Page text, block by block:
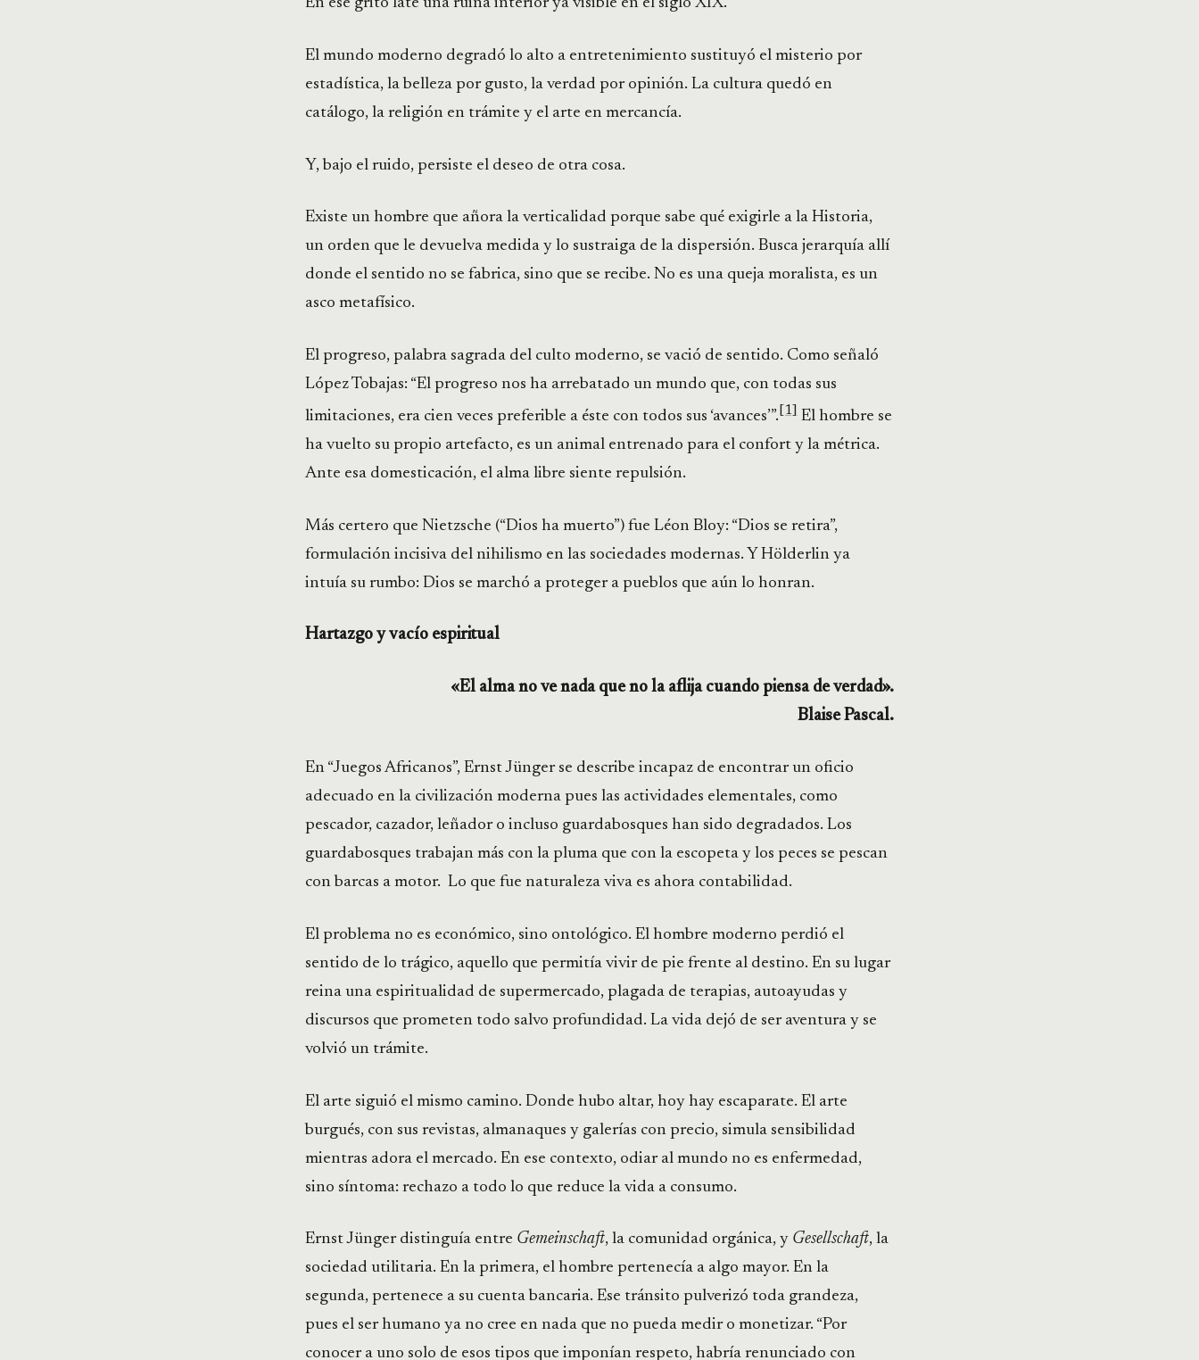
En ese grito late una ruina interior ya visible en el siglo XIX.
El mundo moderno degradó lo alto a entretenimiento sustituyó el misterio por
estadística, la belleza por gusto, la verdad por opinión. La cultura quedó en
catálogo, la religión en trámite y el arte en mercancía.
Y, bajo el ruido, persiste el deseo de otra cosa.
Existe un hombre que añora la verticalidad porque sabe qué exigirle a la Historia,
un orden que le devuelva medida y lo sustraiga de la dispersión. Busca jerarquía allí
donde el sentido no se fabrica, sino que se recibe. No es una queja moralista, es un
asco metafísico.
El progreso, palabra sagrada del culto moderno, se vació de sentido. Como señaló
López Tobajas: “El progreso nos ha arrebatado un mundo que, con todas sus
limitaciones, era cien veces preferible a éste con todos sus ‘avances’”. [1]
El hombre se
ha vuelto su propio artefacto, es un animal entrenado para el confort y la métrica.
Ante esa domesticación, el alma libre siente repulsión.
Más certero que Nietzsche (“Dios ha muerto”) fue Léon Bloy: “Dios se retira”,
formulación incisiva del nihilismo en las sociedades modernas. Y Hölderlin ya
intuía su rumbo: Dios se marchó a proteger a pueblos que aún lo honran.
Hartazgo y vacío espiritual
«El alma no ve nada que no la aflija cuando piensa de verdad».
Blaise Pascal.
En “Juegos Africanos”, Ernst Jünger se describe incapaz de encontrar un oficio
adecuado en la civilización moderna pues las actividades elementales, como
pescador, cazador, leñador o incluso guardabosques han sido degradados. Los
guardabosques trabajan más con la pluma que con la escopeta y los peces se pescan
con barcas a motor. Lo que fue naturaleza viva es ahora contabilidad.
El problema no es económico, sino ontológico. El hombre moderno perdió el
sentido de lo trágico, aquello que permitía vivir de pie frente al destino. En su lugar
reina una espiritualidad de supermercado, plagada de terapias, autoayudas y
discursos que prometen todo salvo profundidad. La vida dejó de ser aventura y se
volvió un trámite.
El arte siguió el mismo camino. Donde hubo altar, hoy hay escaparate. El arte
burgués, con sus revistas, almanaques y galerías con precio, simula sensibilidad
mientras adora el mercado. En ese contexto, odiar al mundo no es enfermedad,
sino síntoma: rechazo a todo lo que reduce la vida a consumo.
Ernst Jünger distinguía entre Gemeinschaft, la comunidad orgánica, y Gesellschaft, la
sociedad utilitaria. En la primera, el hombre pertenecía a algo mayor. En la
segunda, pertenece a su cuenta bancaria. Ese tránsito pulverizó toda grandeza,
pues el ser humano ya no cree en nada que no pueda medir o monetizar. “Por
conocer a uno solo de esos tipos que imponían respeto, habría renunciado con